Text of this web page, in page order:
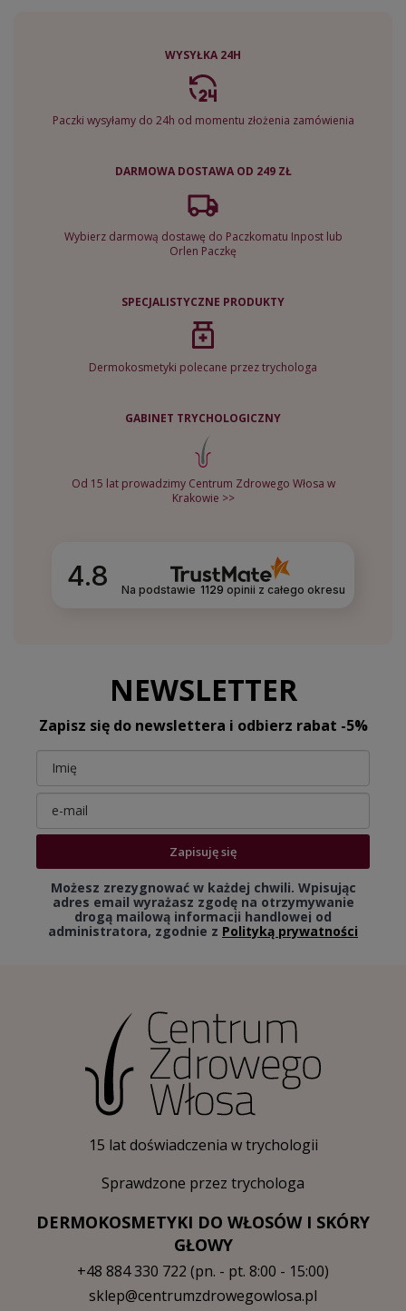
WYSYŁKA 24H
Paczki wysyłamy do 24h od momentu złożenia zamówienia
DARMOWA DOSTAWA OD 249 ZŁ
Wybierz darmową dostawę do Paczkomatu Inpost lub
Orlen Paczkę
SPECJALISTYCZNE PRODUKTY
Dermokosmetyki polecane przez trychologa
GABINET TRYCHOLOGICZNY
Od 15 lat prowadzimy Centrum Zdrowego Włosa w
Krakowie >>
4.8 Na podstawie 1129 opinii z całego okresu
NEWSLETTER
Zapisz się do newslettera i odbierz rabat -5%
Zapisuję się
Możesz zrezygnować w każdej chwili. Wpisując
adres email wyrażasz zgodę na otrzymywanie
drogą mailową informacji handlowej od
administratora, zgodnie z Polityką prywatności
15 lat doświadczenia w trychologii
Sprawdzone przez trychologa
DERMOKOSMETYKI DO WŁOSÓW I SKÓRY
GŁOWY
+48 884 330 722 (pn. - pt. 8:00 - 15:00)
sklep@centrumzdrowegowlosa.pl